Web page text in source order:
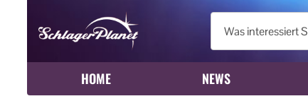
HOME NEWS